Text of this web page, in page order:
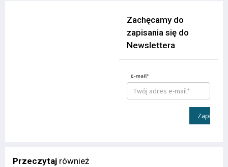
Zachęcamy do
zapisania się do
Newslettera
E-mail*
Zapisz
Przeczytaj również